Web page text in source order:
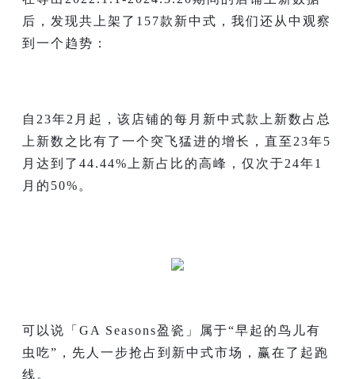
后，发现共上架了157款新中式，我们还从中观察
到一个趋势：
自23年2月起，该店铺的每月新中式款上新数占总
上新数之比有了一个突飞猛进的增长，直至23年5
月达到了44.44%上新占比的高峰，仅次于24年1
月的50%。
可以说「GA Seasons盈瓷」属于“早起的鸟儿有
虫吃”，先人一步抢占到新中式市场，赢在了起跑
线。